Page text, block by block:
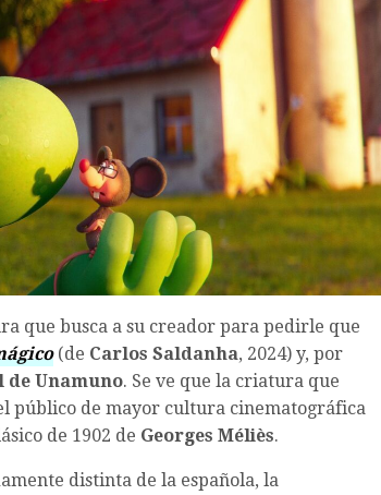
que busca a su creador para pedirle que
(de Carlos Saldanha, 2024) y, por
de Unamuno. Se ve que la criatura que
público de mayor cultura cinematográfica
de 1902 de Georges Méliès.
distinta de la española, la